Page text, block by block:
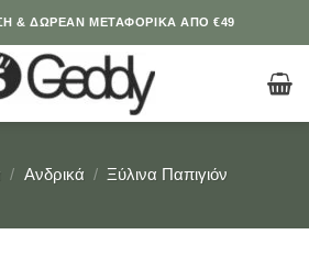
& ΔΩΡΕΑΝ ΜΕΤΑΦΟΡΙΚΑ ΑΠΟ €49
/ Ανδρικά / Ξύλινα Παπιγιόν